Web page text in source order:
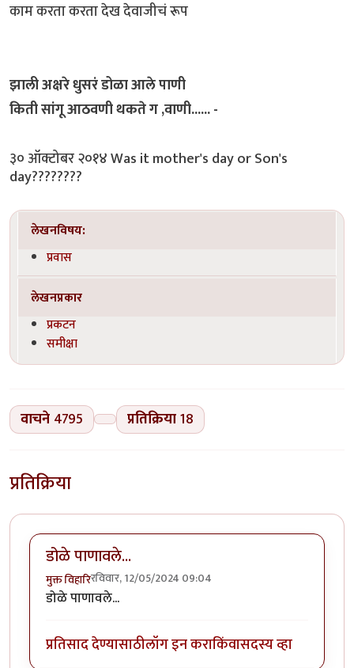
काम करता करता देख देवाजीचं रूप
झाली अक्षरे धुसरं डोळा आले पाणी
किती सांगू आठवणी थकते ग ,वाणी...... -
३० ऑक्टोबर २०१४ Was it mother's day or Son's
day????????
लेखनविषय:
प्रवास
लेखनप्रकार
प्रकटन
समीक्षा
वाचने 4795 प्रतिक्रिया18
प्रतिक्रिया
डोळे पाणावले...
मुक्त विहारिरविवार, 12/05/2024 09:04
डोळे पाणावले...
प्रतिसाद देण्यासाठीलॉग इन कराकिंवासदस्य व्हा